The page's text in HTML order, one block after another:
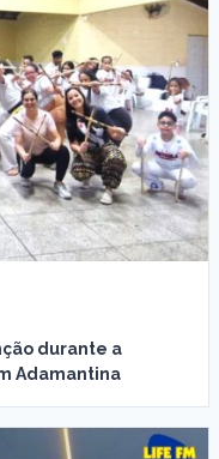
durante a
Adamantina